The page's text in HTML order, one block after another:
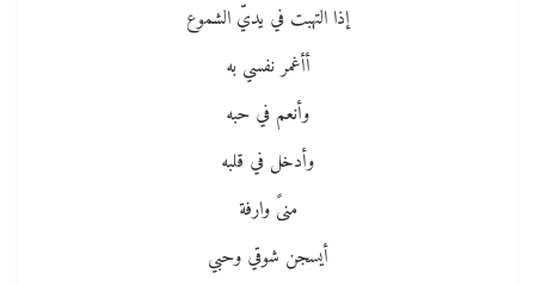
إذا التهبت في يديّ الشموع
أأغمر نفسي به
وأنعم في حبه
وأدخل في قلبه
منىً وارفة
أيسجن شوقي وحبي